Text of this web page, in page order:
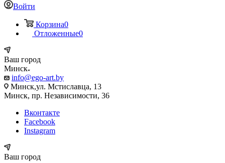
Войти
Корзина0
Отложенные0
Ваш город
Минск
info@ego-art.by
Минск,ул. Мстиславца, 13
Минск, пр. Независимости, 36
Вконтакте
Facebook
Instagram
Ваш город